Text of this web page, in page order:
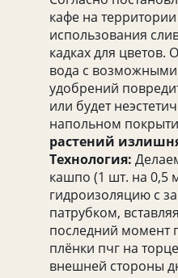
кафе на
использования
кадках для цветов.
вода с
удобрений
или будет
напольном
растений
Технология:
кашпо (1 шт. на 0,5
гидроизоляцию с
патрубком,
последний момент
плёнки пчг на
внешней стороны